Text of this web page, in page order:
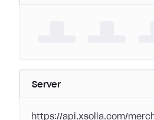
Server
https://api.xsolla.com/